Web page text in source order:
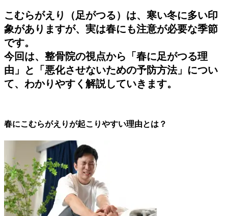
こむらがえり（足がつる）は、寒い冬に多い印
象がありますが、実は春にも注意が必要な季節
です。
今回は、整骨院の視点から「春に足がつる理
由」と「悪化させないための予防方法」につい
て、わかりやすく解説していきます。
春にこむらがえりが起こりやすい理由とは？